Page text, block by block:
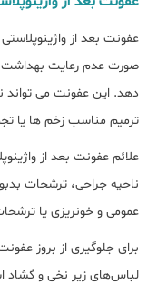
عفونت بعد از
صورت عدم رعایت
دهد. این عفونت می ‌تواند
ترمیم مناسب زخم ‌ها یا
علائم عفونت بعد از
ناحیه جراحی، ترشحات
عمومی و خونریزی یا
برای جلوگیری از بروز
لباس‌های زیر نخی و گشاد